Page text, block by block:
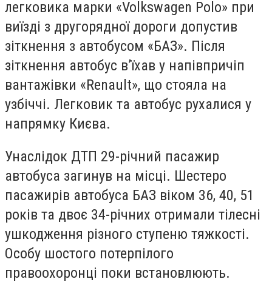
легковика марки «Volkswagen Polo» при
виїзді з другорядної дороги допустив
зіткнення з автобусом «БАЗ». Після
зіткнення автобус в’їхав у напівпричіп
вантажівки «Renault», що стояла на
узбіччі. Легковик та автобус рухалися у
напрямку Києва.
Унаслідок ДТП 29-річний пасажир
автобуса загинув на місці. Шестеро
пасажирів автобуса БАЗ віком 36, 40, 51
років та двоє 34-річних отримали тілесні
ушкодження різного ступеню тяжкості.
Особу шостого потерпілого
правоохоронці поки встановлюють.